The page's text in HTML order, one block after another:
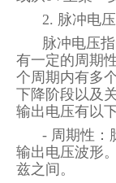
2. 脉冲电
脉冲电压
有一定的周期
个周期内有多
下降阶段以及
输出电压有以
- 周期性：
输出电压波形
兹之间。